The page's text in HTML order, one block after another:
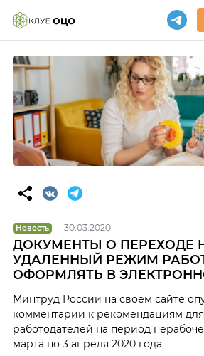
Новость 30.03.2020
ДОКУМЕНТЫ О ПЕРЕХОДЕ
УДАЛЕННЫЙ РЕЖИМ
ОФОРМЛЯТЬ В
Минтруд России на своем сайте
комментарии к рекомендациям
работодателей на период
марта по 3 апреля 2020 года.